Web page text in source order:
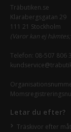
Träbutiken.se
Klarabergsgatan 29
111 21 Stockholm
(Varor kan ej
Telefon: 08-507 806
Letar du efter?
Träskivor efter